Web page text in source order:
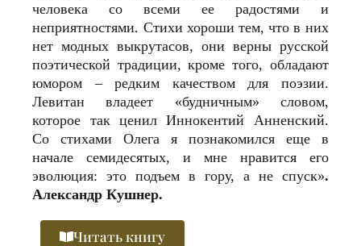
человека со всеми ее радостями и
неприятностями. Стихи хороши тем, что в них
нет модных выкрутасов, они верны русской
поэтической традиции, кроме того, обладают
юмором – редким качеством для поэзии.
Левитан владеет «будничным» словом,
которое так ценил Иннокентий Анненский.
Со стихами Олега я познакомился еще в
начале семидесятых, и мне нравится его
эволюция: это подъем в гору, а не спуск».
Александр Кушнер.
Читать книгу